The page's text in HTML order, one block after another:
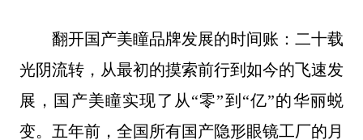
翻开国产美瞳品牌发展的时间账：二十载
光阴流转，从最初的摸索前行到如今的飞速发
展，国产美瞳实现了从“零”到“亿”的华丽蜕
变。五年前，全国所有国产隐形眼镜工厂的月